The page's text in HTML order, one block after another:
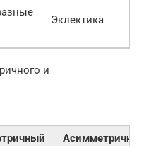
Эклектика
и